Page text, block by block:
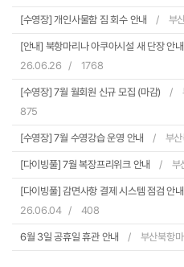
[수영장] 개인사물함 짐 회수 안내 부
[안내] 북항마리나 아쿠아시설 새 단장 안내
26.06.26
1768
[수영장] 7월 월회원 신규 모집 (마감)
875
[수영장] 7월 수영강습 운영 안내 부
[다이빙풀] 7월 복장프리위크 안내 부
[다이빙풀] 감면사항 결제 시스템 점검 안내
26.06.04
408
6월 3일 공휴일 휴관 안내 부산북항